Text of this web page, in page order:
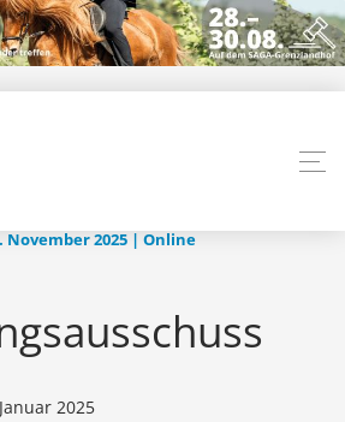
November 2025 | Online
2025